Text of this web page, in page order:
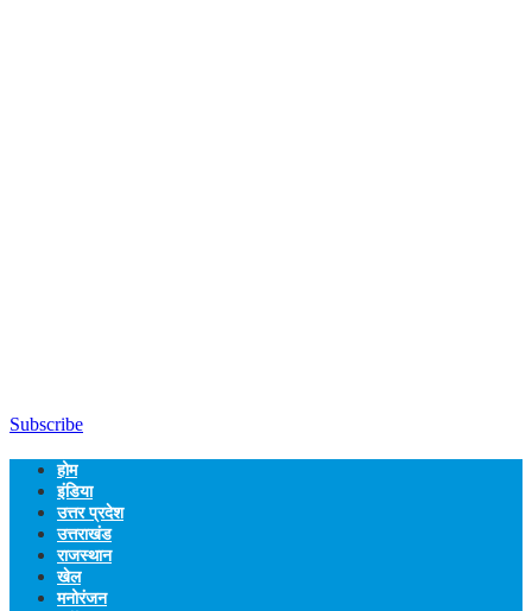
Subscribe
होम
इंडिया
उत्तर प्रदेश
उत्तराखंड
राजस्थान
खेल
मनोरंजन